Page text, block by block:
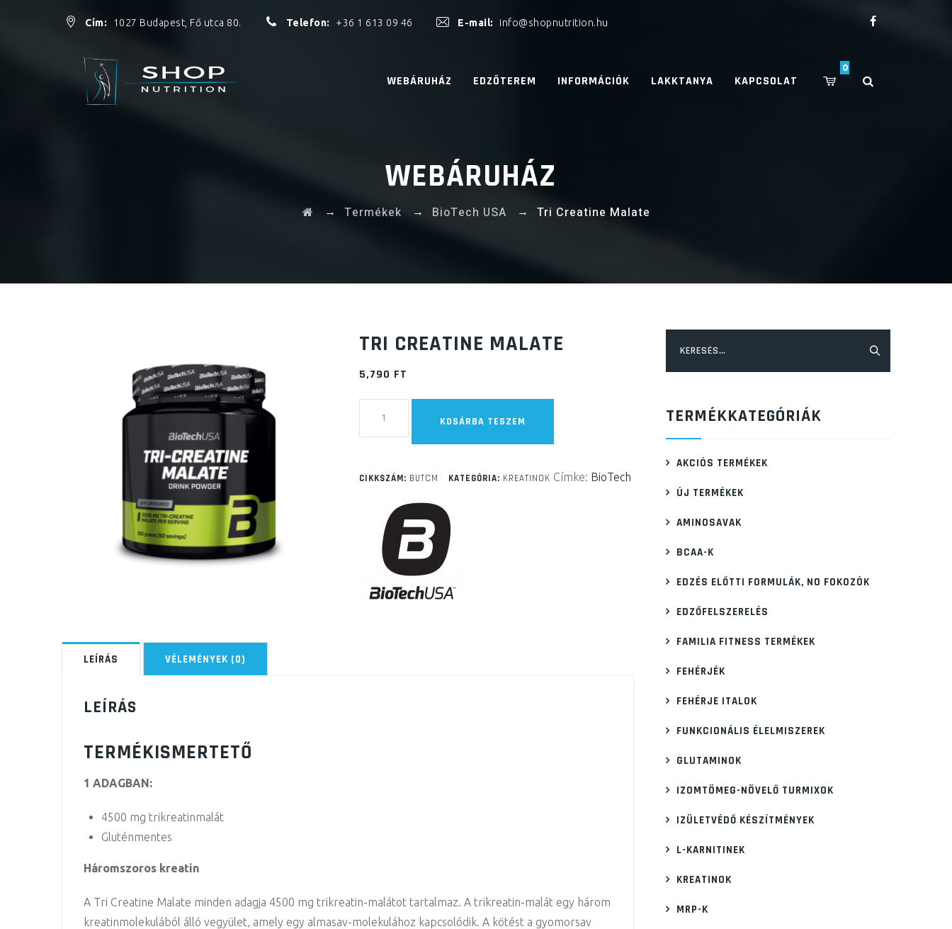
Cím: 1027 Budapest, Fő utca 80. Telefon: +36 1 613 09 46 E-mail: info@shopnutrition.hu
0
WEBÁRUHÁZ EDZŐTEREM INFORMÁCIÓK LAKKTANYA KAPCSOLAT
WEBÁRUHÁZ
→ Termékek → BioTech USA → Tri Creatine Malate
TRI CREATINE MALATE
5,790 FT
KOSÁRBA TESZEM
CIKKSZÁM: BUTCM KATEGÓRIA: KREATINOK Címke: BioTech
LEÍRÁS VÉLEMÉNYEK (0)
LEÍRÁS
TERMÉKISMERTETŐ
1 ADAGBAN:
4500 mg trikreatinmalát
Gluténmentes
Háromszoros kreatin
A Tri Creatine Malate minden adagja 4500 mg trikreatin-malátot tartalmaz. A trikreatin-malát egy három
kreatinmolekulából álló vegyület, amely egy almasav-molekulához kapcsolódik. A kötést a gyomorsav
TERMÉKKATEGÓRIÁK
AKCIÓS TERMÉKEK
ÚJ TERMÉKEK
AMINOSAVAK
BCAA-K
EDZÉS ELŐTTI FORMULÁK, NO FOKOZÓK
EDZŐFELSZERELÉS
FAMILIA FITNESS TERMÉKEK
FEHÉRJÉK
FEHÉRJE ITALOK
FUNKCIONÁLIS ÉLELMISZEREK
GLUTAMINOK
IZOMTÖMEG-NÖVELŐ TURMIXOK
IZÜLETVÉDŐ KÉSZÍTMÉNYEK
L-KARNITINEK
KREATINOK
MRP-K